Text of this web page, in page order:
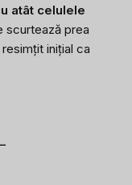
atât celulele
scurtează prea
inițial ca